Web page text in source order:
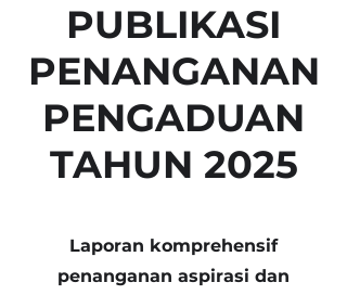
PUBLIKASI
PENANGANAN
PENGADUAN
TAHUN 2025
Laporan komprehensif
penanganan aspirasi dan